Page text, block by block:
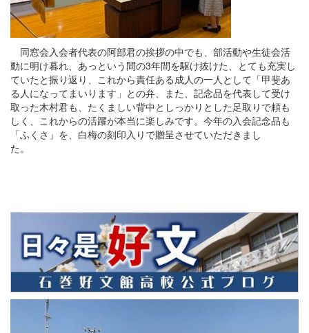
同窓会入会者代表の阿部君の挨拶の中でも、部活動や生徒会活
動に明け暮れ、あっという間の3年間を駆け抜けた、とても充実し
ていたと振り返り、これから責任ある成人の一人として「甲斐あ
る人になってまいります」との弁、また、記念品を代表して受け
取った木村君も、たくましい背中としっかりとした足取りで頼も
しく、これからの活躍が本当に楽しみです。今年の入会記念品も
「ふくさ」を、白梅の刻印入りで贈呈させていただきまし
た。